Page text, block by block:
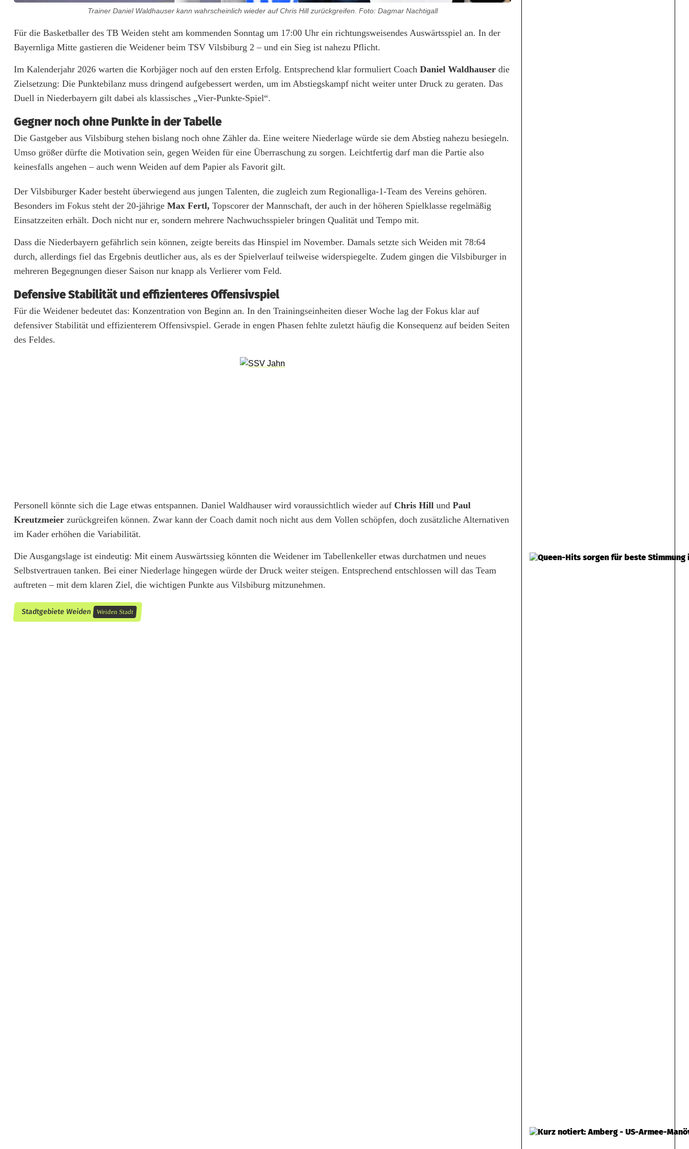
g
a
:
W
i
d
e
n
b
r
a
t
d
u
n
k
t
i
Trainer Daniel Waldhauser kann wahrscheinlich wieder auf Chris Hill zurückgreifen. Foto: Dagmar Nachtigall
Für die Basketballer des TB Weiden steht am kommenden Sonntag um 17:00 Uhr ein richtungsweisendes Auswärtsspiel an. In der
Bayernliga Mitte gastieren die Weidener beim TSV Vilsbiburg 2 – und ein Sieg ist nahezu Pflicht.
Im Kalenderjahr 2026 warten die Korbjäger noch auf den ersten Erfolg. Entsprechend klar formuliert Coach Daniel Waldhauser die
Zielsetzung: Die Punktebilanz muss dringend aufgebessert werden, um im Abstiegskampf nicht weiter unter Druck zu geraten. Das
Duell in Niederbayern gilt dabei als klassisches „Vier-Punkte-Spiel“.
Gegner noch ohne Punkte in der Tabelle
Die Gastgeber aus Vilsbiburg stehen bislang noch ohne Zähler da. Eine weitere Niederlage würde sie dem Abstieg nahezu besiegeln.
Umso größer dürfte die Motivation sein, gegen Weiden für eine Überraschung zu sorgen. Leichtfertig darf man die Partie also
keinesfalls angehen – auch wenn Weiden auf dem Papier als Favorit gilt.
Der Vilsbiburger Kader besteht überwiegend aus jungen Talenten, die zugleich zum Regionalliga-1-Team des Vereins gehören.
Besonders im Fokus steht der 20-jährige Max Fertl, Topscorer der Mannschaft, der auch in der höheren Spielklasse regelmäßig
Einsatzzeiten erhält. Doch nicht nur er, sondern mehrere Nachwuchsspieler bringen Qualität und Tempo mit.
Dass die Niederbayern gefährlich sein können, zeigte bereits das Hinspiel im November. Damals setzte sich Weiden mit 78:64
durch, allerdings fiel das Ergebnis deutlicher aus, als es der Spielverlauf teilweise widerspiegelte. Zudem gingen die Vilsbiburger in
mehreren Begegnungen dieser Saison nur knapp als Verlierer vom Feld.
Defensive Stabilität und effizienteres Offensivspiel
Für die Weidener bedeutet das: Konzentration von Beginn an. In den Trainingseinheiten dieser Woche lag der Fokus klar auf
defensiver Stabilität und effizienterem Offensivspiel. Gerade in engen Phasen fehlte zuletzt häufig die Konsequenz auf beiden Seiten
des Feldes.
Personell könnte sich die Lage etwas entspannen. Daniel Waldhauser wird voraussichtlich wieder auf Chris Hill und Paul
Kreutzmeier zurückgreifen können. Zwar kann der Coach damit noch nicht aus dem Vollen schöpfen, doch zusätzliche Alternativen
im Kader erhöhen die Variabilität.
Die Ausgangslage ist eindeutig: Mit einem Auswärtssieg könnten die Weidener im Tabellenkeller etwas durchatmen und neues
Selbstvertrauen tanken. Bei einer Niederlage hingegen würde der Druck weiter steigen. Entsprechend entschlossen will das Team
auftreten – mit dem klaren Ziel, die wichtigen Punkte aus Vilsbiburg mitzunehmen.
Stadtgebiete Weiden Weiden Stadt